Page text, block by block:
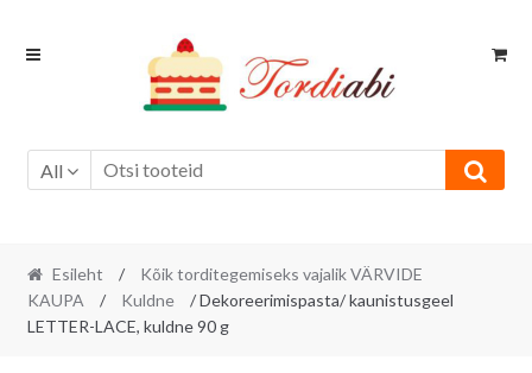
Skip
Skip
All
Esileht /
Kõik torditegemiseks vajalik VÄRVIDE
KAUPA
/ Kuldne
/ Dekoreerimispasta/ kaunistusgeel
LETTER-LACE, kuldne 90 g